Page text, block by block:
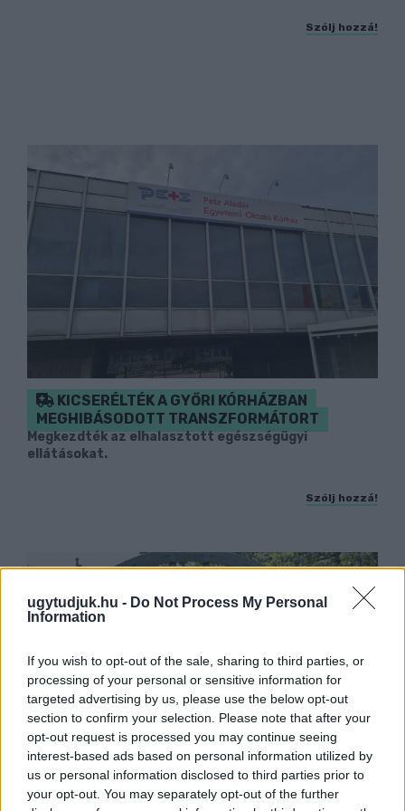
ugytudjuk.hu - Do Not Process My Personal
Information
If you wish to opt-out of the sale, sharing to third parties, or
processing of your personal or sensitive information for
targeted advertising by us, please use the below opt-out
section to confirm your selection. Please note that after your
opt-out request is processed you may continue seeing
interest-based ads based on personal information utilized by
us or personal information disclosed to third parties prior to
your opt-out. You may separately opt-out of the further
Szólj hozzá!
KICSERÉLTÉK A GYŐRI KÓRHÁZBAN
MEGHIBÁSODOTT TRANSZFORMÁTORT
Megkezdték az elhalasztott egészségügyi
ellátásokat.
Szólj hozzá!